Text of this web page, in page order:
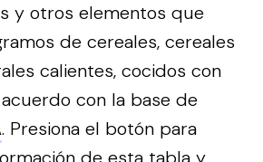
y otros elementos que
de cereales, cereales
calientes, cocidos con
con la base de
. Presiona el botón para